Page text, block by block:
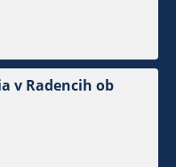
v Radencih ob